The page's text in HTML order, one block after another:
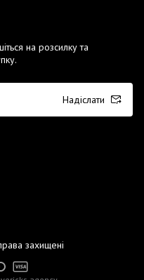
на розсилку та
Надіслати
захищені